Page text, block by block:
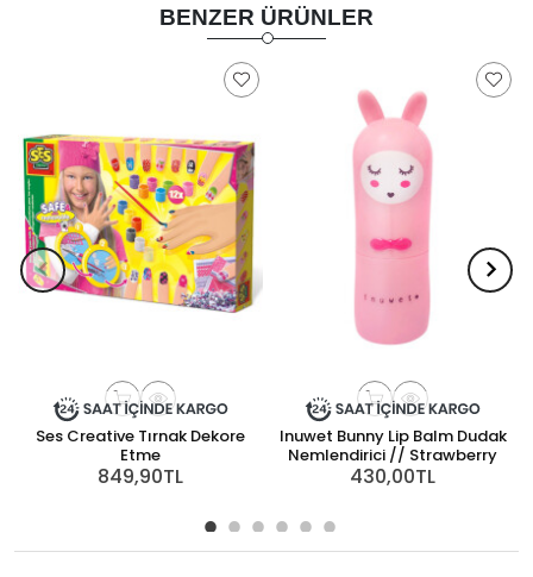
BENZER ÜRÜNLER
Ses Creative Tırnak Dekore
Etme
849,90TL
Inuwet Bunny Lip Balm Dudak
Nemlendirici // Strawberry
430,00TL